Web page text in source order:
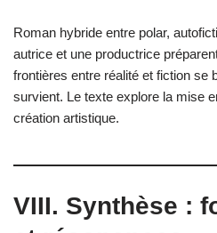
Roman hybride entre polar,
autrice et une productrice
frontières entre réalité et fiction se
survient. Le texte explore la mise
création artistique.
VIII. Synthèse :